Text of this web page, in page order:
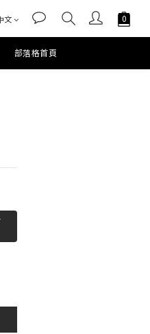
文
部落格首頁